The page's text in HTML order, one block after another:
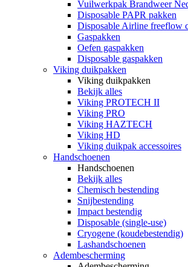
Vuilwerkpak Brandweer
Disposable PAPR pakken
Disposable Airline freeflow
Gaspakken
Oefen gaspakken
Disposable gaspakken
Viking duikpakken
Viking duikpakken
Bekijk alles
Viking PROTECH II
Viking PRO
Viking HAZTECH
Viking HD
Viking duikpak accessoires
Handschoenen
Handschoenen
Bekijk alles
Chemisch bestending
Snijbestending
Impact bestendig
Disposable (single-use)
Cryogene (koudebestendig)
Lashandschoenen
Adembescherming